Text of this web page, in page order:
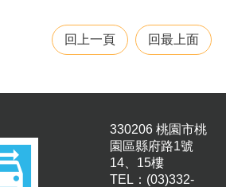
回上一頁 回最上面
330206 桃園市桃
園區縣府路1號
14、15樓
TEL：(03)332-